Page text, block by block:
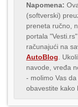
Napomena:
(softverski)
preneta ručno,
portala
računajući na
AutoBlog .
navode, vređa
- molimo Vas
obavestite kako